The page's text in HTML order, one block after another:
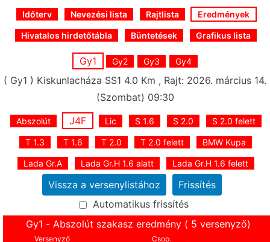
Időterv Nevezési lista Rajtlista Eredmények
Hivatalos hirdetőtábla Büntetések Grafikus lista
Gy1 Gy2 Gy3 Gy4
( Gy1 ) Kiskunlacháza SS1 4.0 Km , Rajt: 2026. március 14.
(Szombat) 09:30
Abszolút J4F Lic S 1.6 S 2.0 S 2.0 felett
T 1.3 T 1.6 T 2.0 T 2.0 felett BMW Kupa
Lada Gr.A Lada Gr.H 1.6 alatt Lada Gr.H 1.6 felett
Automatikus frissítés
Gy1 - Abszolút szakasz eredmény ( 5 versenyző)
Versenyző
Csop.